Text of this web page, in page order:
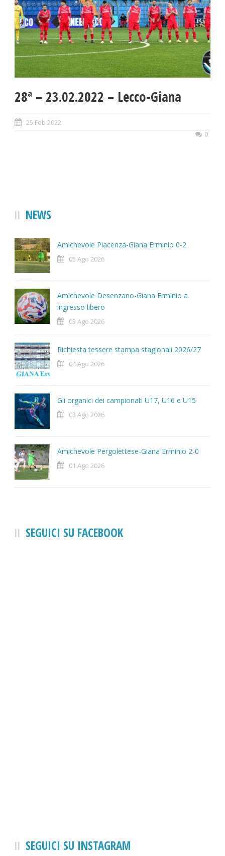
28ª – 23.02.2022 – Lecco-Giana
25 Feb 2022
0
NEWS
Amichevole Piacenza-Giana Erminio 0-2
05 Ago 2026
Amichevole Desenzano-Giana Erminio a
ingresso libero
05 Ago 2026
Richiesta tessere stampa stagionali 2026/27
04 Ago 2026
Gli organici dei campionati U17, U16 e U15
03 Ago 2026
Amichevole Pergolettese-Giana Erminio 2-0
01 Ago 2026
SEGUICI SU FACEBOOK
SEGUICI SU INSTAGRAM